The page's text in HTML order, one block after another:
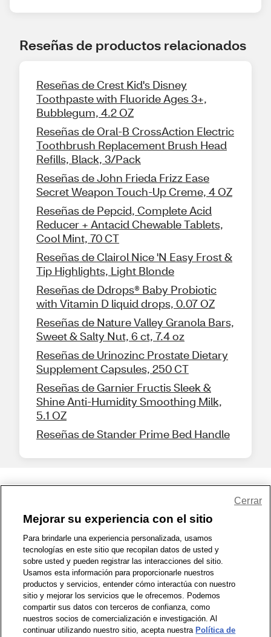
Reseñas de productos relacionados
Reseñas de Crest Kid's Disney
Toothpaste with Fluoride Ages 3+,
Bubblegum, 4.2 OZ
Reseñas de Oral-B CrossAction Electric
Toothbrush Replacement Brush Head
Refills, Black, 3/Pack
Reseñas de John Frieda Frizz Ease
Secret Weapon Touch-Up Creme, 4 OZ
Reseñas de Pepcid, Complete Acid
Reducer + Antacid Chewable Tablets,
Cool Mint, 70 CT
Reseñas de Clairol Nice 'N Easy Frost &
Tip Highlights, Light Blonde
Reseñas de Ddrops® Baby Probiotic
with Vitamin D liquid drops, 0.07 OZ
Reseñas de Nature Valley Granola Bars,
Sweet & Salty Nut, 6 ct, 7.4 oz
Reseñas de Urinozinc Prostate Dietary
Supplement Capsules, 250 CT
Reseñas de Garnier Fructis Sleek &
Shine Anti-Humidity Smoothing Milk,
5.1 OZ
Reseñas de Stander Prime Bed Handle
1-800-679-9691 | Contáctenos | Términos de Uso | Accesibilidad
Política de Privacidad | WA Privacy Policy | Mapa del sitio
Zona de Bienestar | © 1999 - 2026 CVS.com
Mejorar su experiencia con el sitio
Para brindarle una experiencia personalizada, usamos
tecnologías en este sitio que recopilan datos de usted y
sobre usted y pueden registrar las interacciones del sitio.
Usamos esta información para proporcionarle nuestros
productos y servicios, entender cómo interactúa con nuestro
sitio y mejorar los servicios que le ofrecemos. Podemos
compartir sus datos con terceros de confianza, como
nuestros socios de comercialización e investigación. Al
continuar utilizando nuestro sitio, acepta nuestra Política de
Cerrar